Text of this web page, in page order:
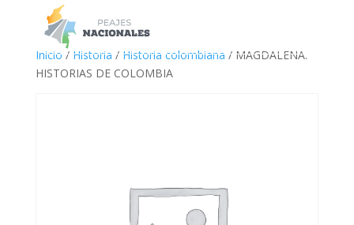
Inicio / Historia / Historia colombiana / MAGDALENA.
HISTORIAS DE COLOMBIA